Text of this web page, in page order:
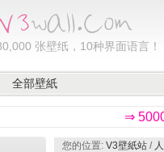
张壁纸，10种界面语言！
全部壁紙
⇒
您的位置: V3壁紙站 /